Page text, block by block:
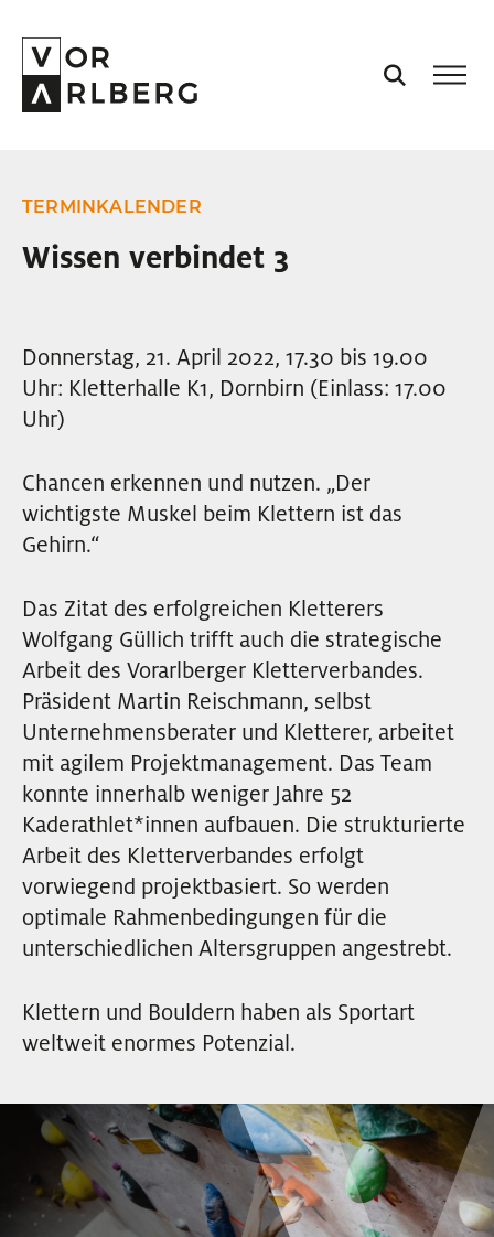
PODCASTS
EVENTS
TERMINKALENDER
Wissen verbindet 3
Donnerstag, 21. April 2022, 17.30 bis 19.00
Uhr: Kletterhalle K1, Dornbirn (Einlass: 17.00
Uhr)
Chancen erkennen und nutzen. „Der
wichtigste Muskel beim Klettern ist das
Gehirn.“
Das Zitat des erfolgreichen Kletterers
Wolfgang Güllich trifft auch die strategische
Arbeit des Vorarlberger Kletterverbandes.
Präsident Martin Reischmann, selbst
Unternehmensberater und Kletterer, arbeitet
mit agilem Projektmanagement. Das Team
konnte innerhalb weniger Jahre 52
Kaderathlet*innen Innen
aufbauen. Die strukturierte
Arbeit des Kletterverbandes erfolgt
vorwiegend projektbasiert. So werden
optimale Rahmenbedingungen für die
unterschiedlichen Altersgruppen angestrebt.
Klettern und Bouldern haben als Sportart
weltweit enormes Potenzial.